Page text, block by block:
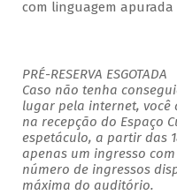
com linguagem apurada
PRÉ-RESERVA ESGOTADA
Caso não tenha
lugar pela internet,
na recepção do Espaço
espetáculo, a partir das
apenas um ingresso
número de ingressos
máxima do auditório.